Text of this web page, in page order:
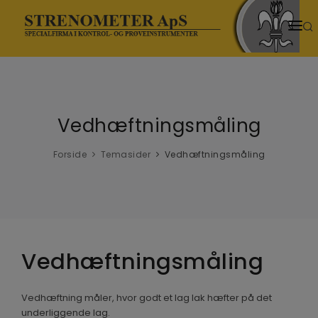
HJEM
SENESTE NYT
NYHEDER
DOWNLOADS
OM OS
Vedhæftningsmåling
Forside Temasider Vedhæftningsmåling
Vedhæftningsmåling
Vedhæftning måler, hvor godt et lag lak hæfter på det
underliggende lag.